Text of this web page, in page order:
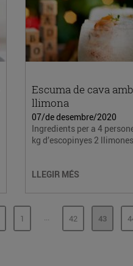
Escuma de cava
llimona
07/de desembre/2020
Ingredients per a 4
kg d’escopinyes 2
LLEGIR MÉS
PÀGINA
1 ...PÀGINES INTERMÈDIES
PÀGINA
42 PÀGINA
43